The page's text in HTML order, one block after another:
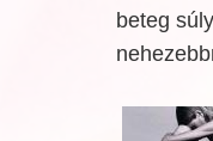
beteg